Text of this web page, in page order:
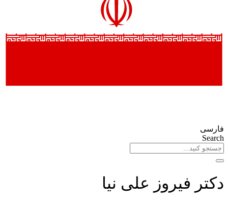
فارسی
Search
دکتر فیروز علی نیا